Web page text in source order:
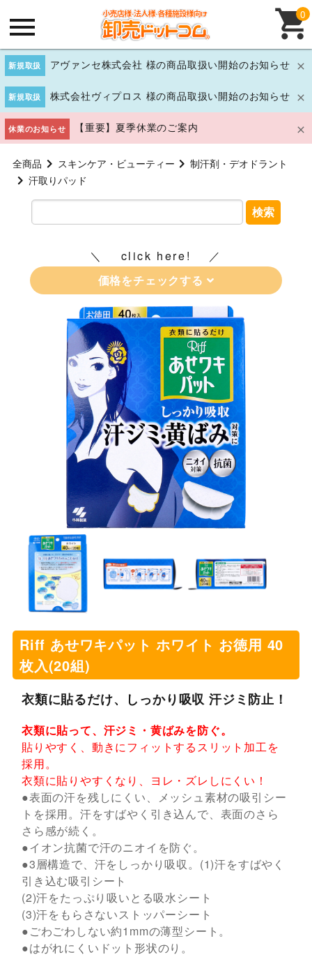
新規取扱 アヴァンセ株式会社 様の商品取扱い開始のお知らせ
新規取扱 株式会社ヴィプロス 様の商品取扱い開始のお知らせ
休業のお知らせ 【重要】夏季休業のご案内
0
全商品 スキンケア・ビューティー
制汗剤・デオドラント
汗取りパッド
検索
click here!
価格をチェックする
Riff あせワキパット ホワイト お徳用 40
枚入(20組)
衣類に貼るだけ、しっかり吸収 汗ジミ防止！
衣類に貼って、汗ジミ・黄ばみを防ぐ。
貼りやすく、動きにフィットするスリット加工を
採用。
衣類に貼りやすくなり、ヨレ・ズレしにくい！
●表面の汗を残しにくい、メッシュ素材の吸引シー
トを採用。汗をすばやく引き込んで、表面のさら
さら感が続く。
●イオン抗菌で汗のニオイを防ぐ。
●3層構造で、汗をしっかり吸収。(1)汗をすばやく
引き込む吸引シート
(2)汗をたっぷり吸いとる吸水シート
(3)汗をもらさないストッパーシート
●ごわごわしない約1mmの薄型シート。
●はがれにくいドット形状のり。